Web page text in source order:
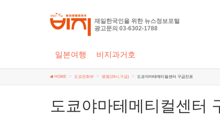
재일한국인을 위한 뉴스정보포털
광고문의 03-6302-1788
일본여행 비지과거호
HOME 도쿄전화부 병원(24시,구급) 도쿄야마테메티컬센터 구급진료
도쿄야마테메티컬센터